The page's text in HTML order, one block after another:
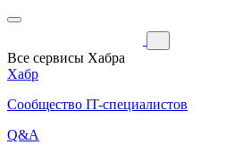
Все сервисы Хабра
Хабр
Сообщество IT-специалистов
Q&A